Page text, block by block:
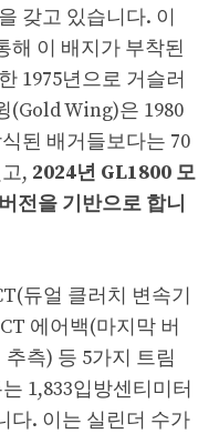
갖고 있습니다. 이
해 이 배지가 부착된
1975년으로 거슬러
(Gold Wing)은 1980
된 배거들보다는 70
, 2024년 GL1800 모
전을 기반으로 합니
듀얼 클러치 변속기
에어백(마지막 버
측) 등 5가지 트림
1,833입방센티미터
다. 이는 실린더 수가